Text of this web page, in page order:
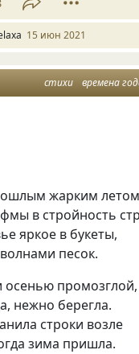
15 июн 2021
стихи времена
жарким летом
в стройность
яркое в букеты,
песок.
осенью промозглой,
нежно берегла.
строки возле
зима пришла.